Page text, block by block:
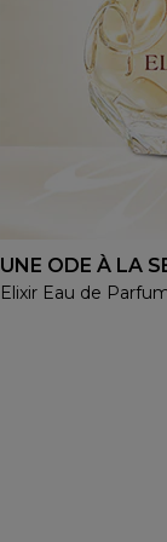
UNE ODE À LA
Elixir Eau de